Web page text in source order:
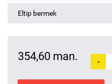
Eltip bermek
354,60 man. -